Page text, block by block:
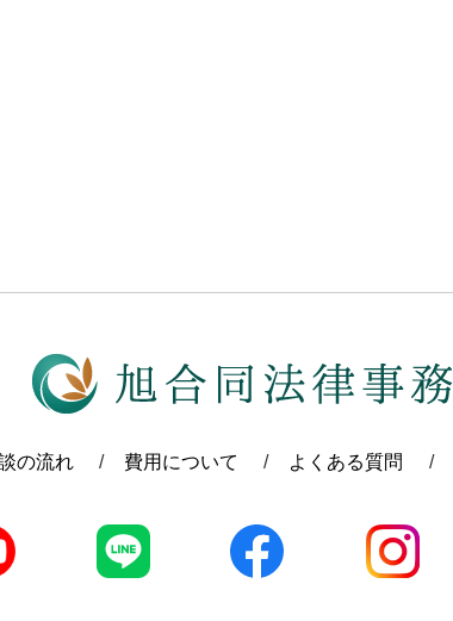
の流れ 費用について よくある質問